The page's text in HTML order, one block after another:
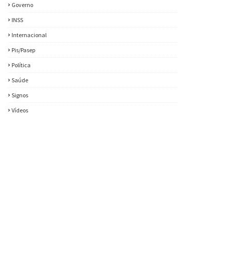
Governo
INSS
Internacional
Pis/Pasep
Política
Saúde
Signos
Vídeos